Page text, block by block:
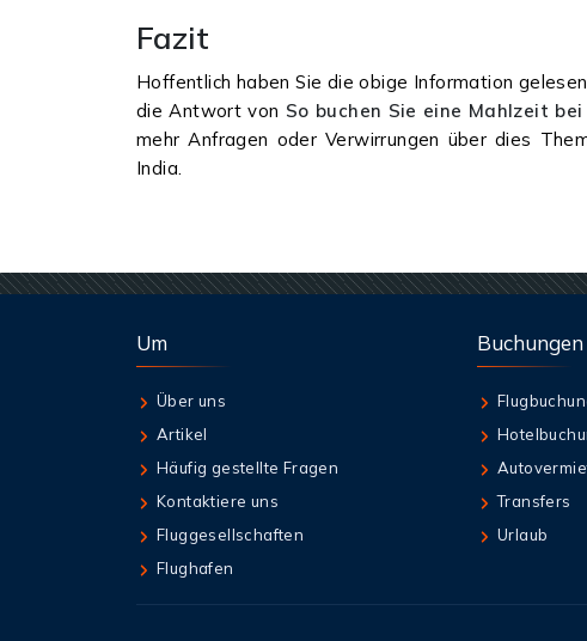
Fazit
Hoffentlich haben Sie die obige Information
die Antwort von So buchen Sie eine Mahlzeit
mehr Anfragen oder Verwirrungen über dies
India.
Um
Über uns
Artikel
Häufig gestellte Fragen
Kontaktiere uns
Fluggesellschaften
Flughafen
Buchungen
Transfers
Urlaub